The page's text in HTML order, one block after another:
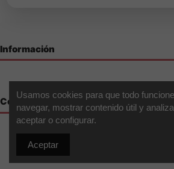
Información
Contáctenos
Usamos cookies para que todo
navegar, mostrar contenido útil y
aceptar o configurar.
Aceptar